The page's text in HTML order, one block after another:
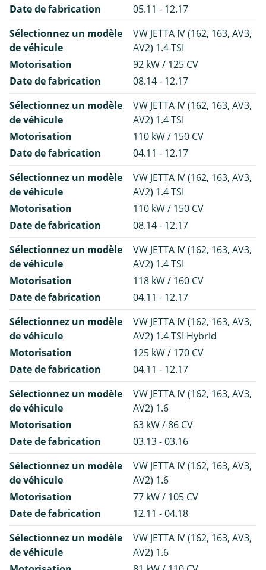
Date de fabrication
05.11 - 12.17
Sélectionnez un modèle
de véhicule
VW JETTA IV (162, 163, AV3,
AV2) 1.4 TSI
Motorisation
92 kW / 125 CV
Date de fabrication
08.14 - 12.17
Sélectionnez un modèle
de véhicule
VW JETTA IV (162, 163, AV3,
AV2) 1.4 TSI
Motorisation
110 kW / 150 CV
Date de fabrication
04.11 - 12.17
Sélectionnez un modèle
de véhicule
VW JETTA IV (162, 163, AV3,
AV2) 1.4 TSI
Motorisation
110 kW / 150 CV
Date de fabrication
08.14 - 12.17
Sélectionnez un modèle
de véhicule
VW JETTA IV (162, 163, AV3,
AV2) 1.4 TSI
Motorisation
118 kW / 160 CV
Date de fabrication
04.11 - 12.17
Sélectionnez un modèle
de véhicule
VW JETTA IV (162, 163, AV3,
AV2) 1.4 TSI Hybrid
Motorisation
125 kW / 170 CV
Date de fabrication
04.11 - 12.17
Sélectionnez un modèle
de véhicule
VW JETTA IV (162, 163, AV3,
AV2) 1.6
Motorisation
63 kW / 86 CV
Date de fabrication
03.13 - 03.16
Sélectionnez un modèle
de véhicule
VW JETTA IV (162, 163, AV3,
AV2) 1.6
Motorisation
77 kW / 105 CV
Date de fabrication
12.11 - 04.18
Sélectionnez un modèle
de véhicule
VW JETTA IV (162, 163, AV3,
AV2) 1.6